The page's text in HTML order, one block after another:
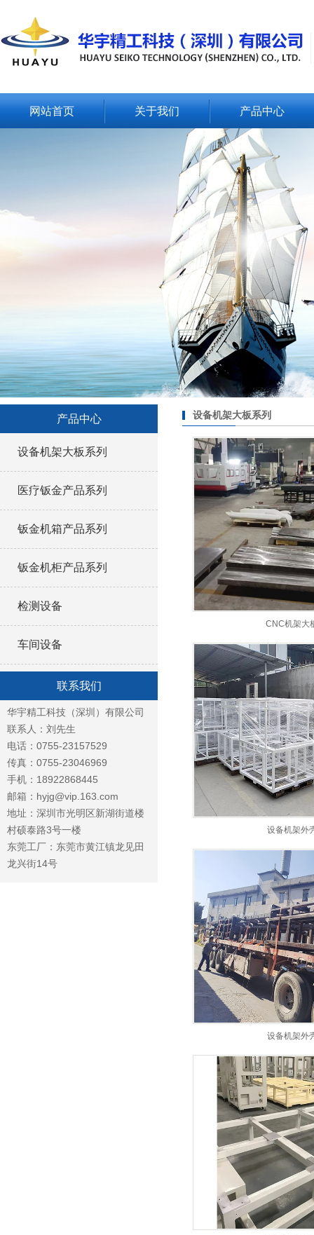
网站首页 关于我们 产品中心
产品中心
设备机架大板系列
医疗钣金产品系列
钣金机箱产品系列
钣金机柜产品系列
检测设备
车间设备
联系我们
华宇精工科技（深圳）有限公司
联系人：刘先生
电话：0755-23157529
传真：0755-23046969
手机：18922868445
邮箱：hyjg@vip.163.com
地址：深圳市光明区新湖街道楼
村硕泰路3号一楼
东莞工厂：东莞市黄江镇龙见田
龙兴街14号
设备机架大板系列
CNC机架大
设备机架外
设备机架外